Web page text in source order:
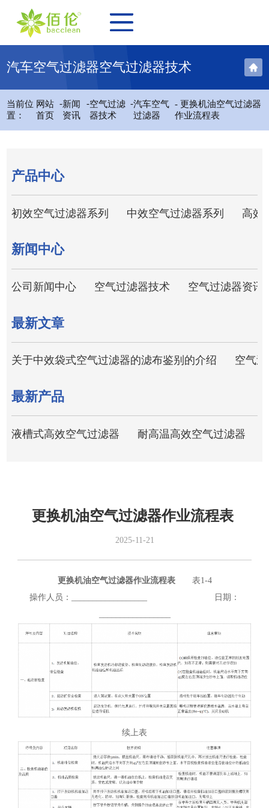
汽车空气过滤器空气过滤器技术
当前位
置：
网站
首页
-新闻
资讯
-空气过滤
器技术
-汽车空气
过滤器
- 更换机油空气过滤器
作业流程表
产品中心
初效空气过滤器系列 中效空气过滤器系列 高效
新闻中心
公司新闻中心 空气过滤器技术 空气过滤器资讯
最新文章
关于中效袋式空气过滤器的滤布鉴别的介绍 空气
最新产品
液槽式高效空气过滤器 耐高温高效空气过滤器
更换机油空气过滤器作业流程表
2025-11-21
更换机油空气过滤器作业流程表表1-4
操作人员：__________________ 日期：
续上表